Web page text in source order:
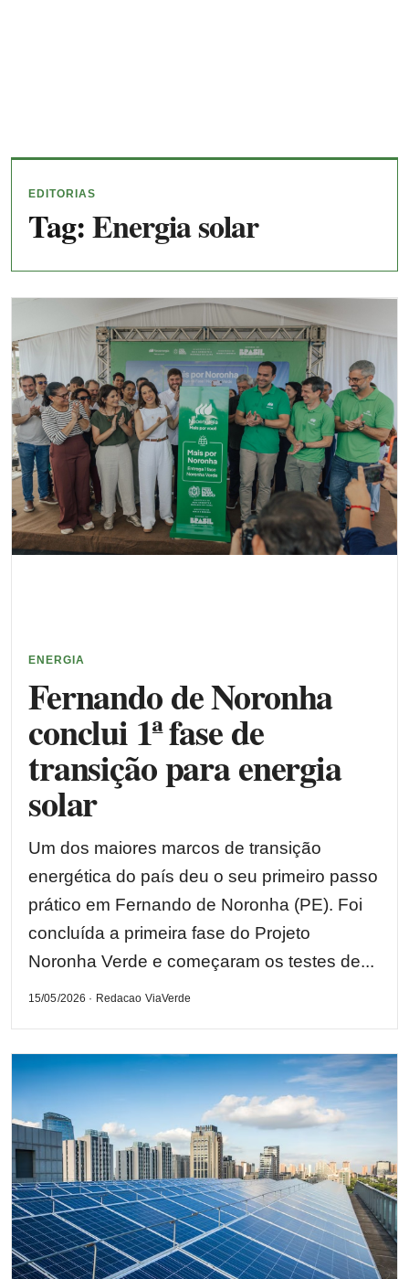
EDITORIAS
Tag:Energia solar
ENERGIA
Fernando de Noronha
conclui 1ª fase de
transição para energia
solar
Um dos maiores marcos de transição
energética do país deu o seu primeiro passo
prático em Fernando de Noronha (PE). Foi
concluída a primeira fase do Projeto
Noronha Verde e começaram os testes de...
15/05/2026 · Redacao ViaVerde